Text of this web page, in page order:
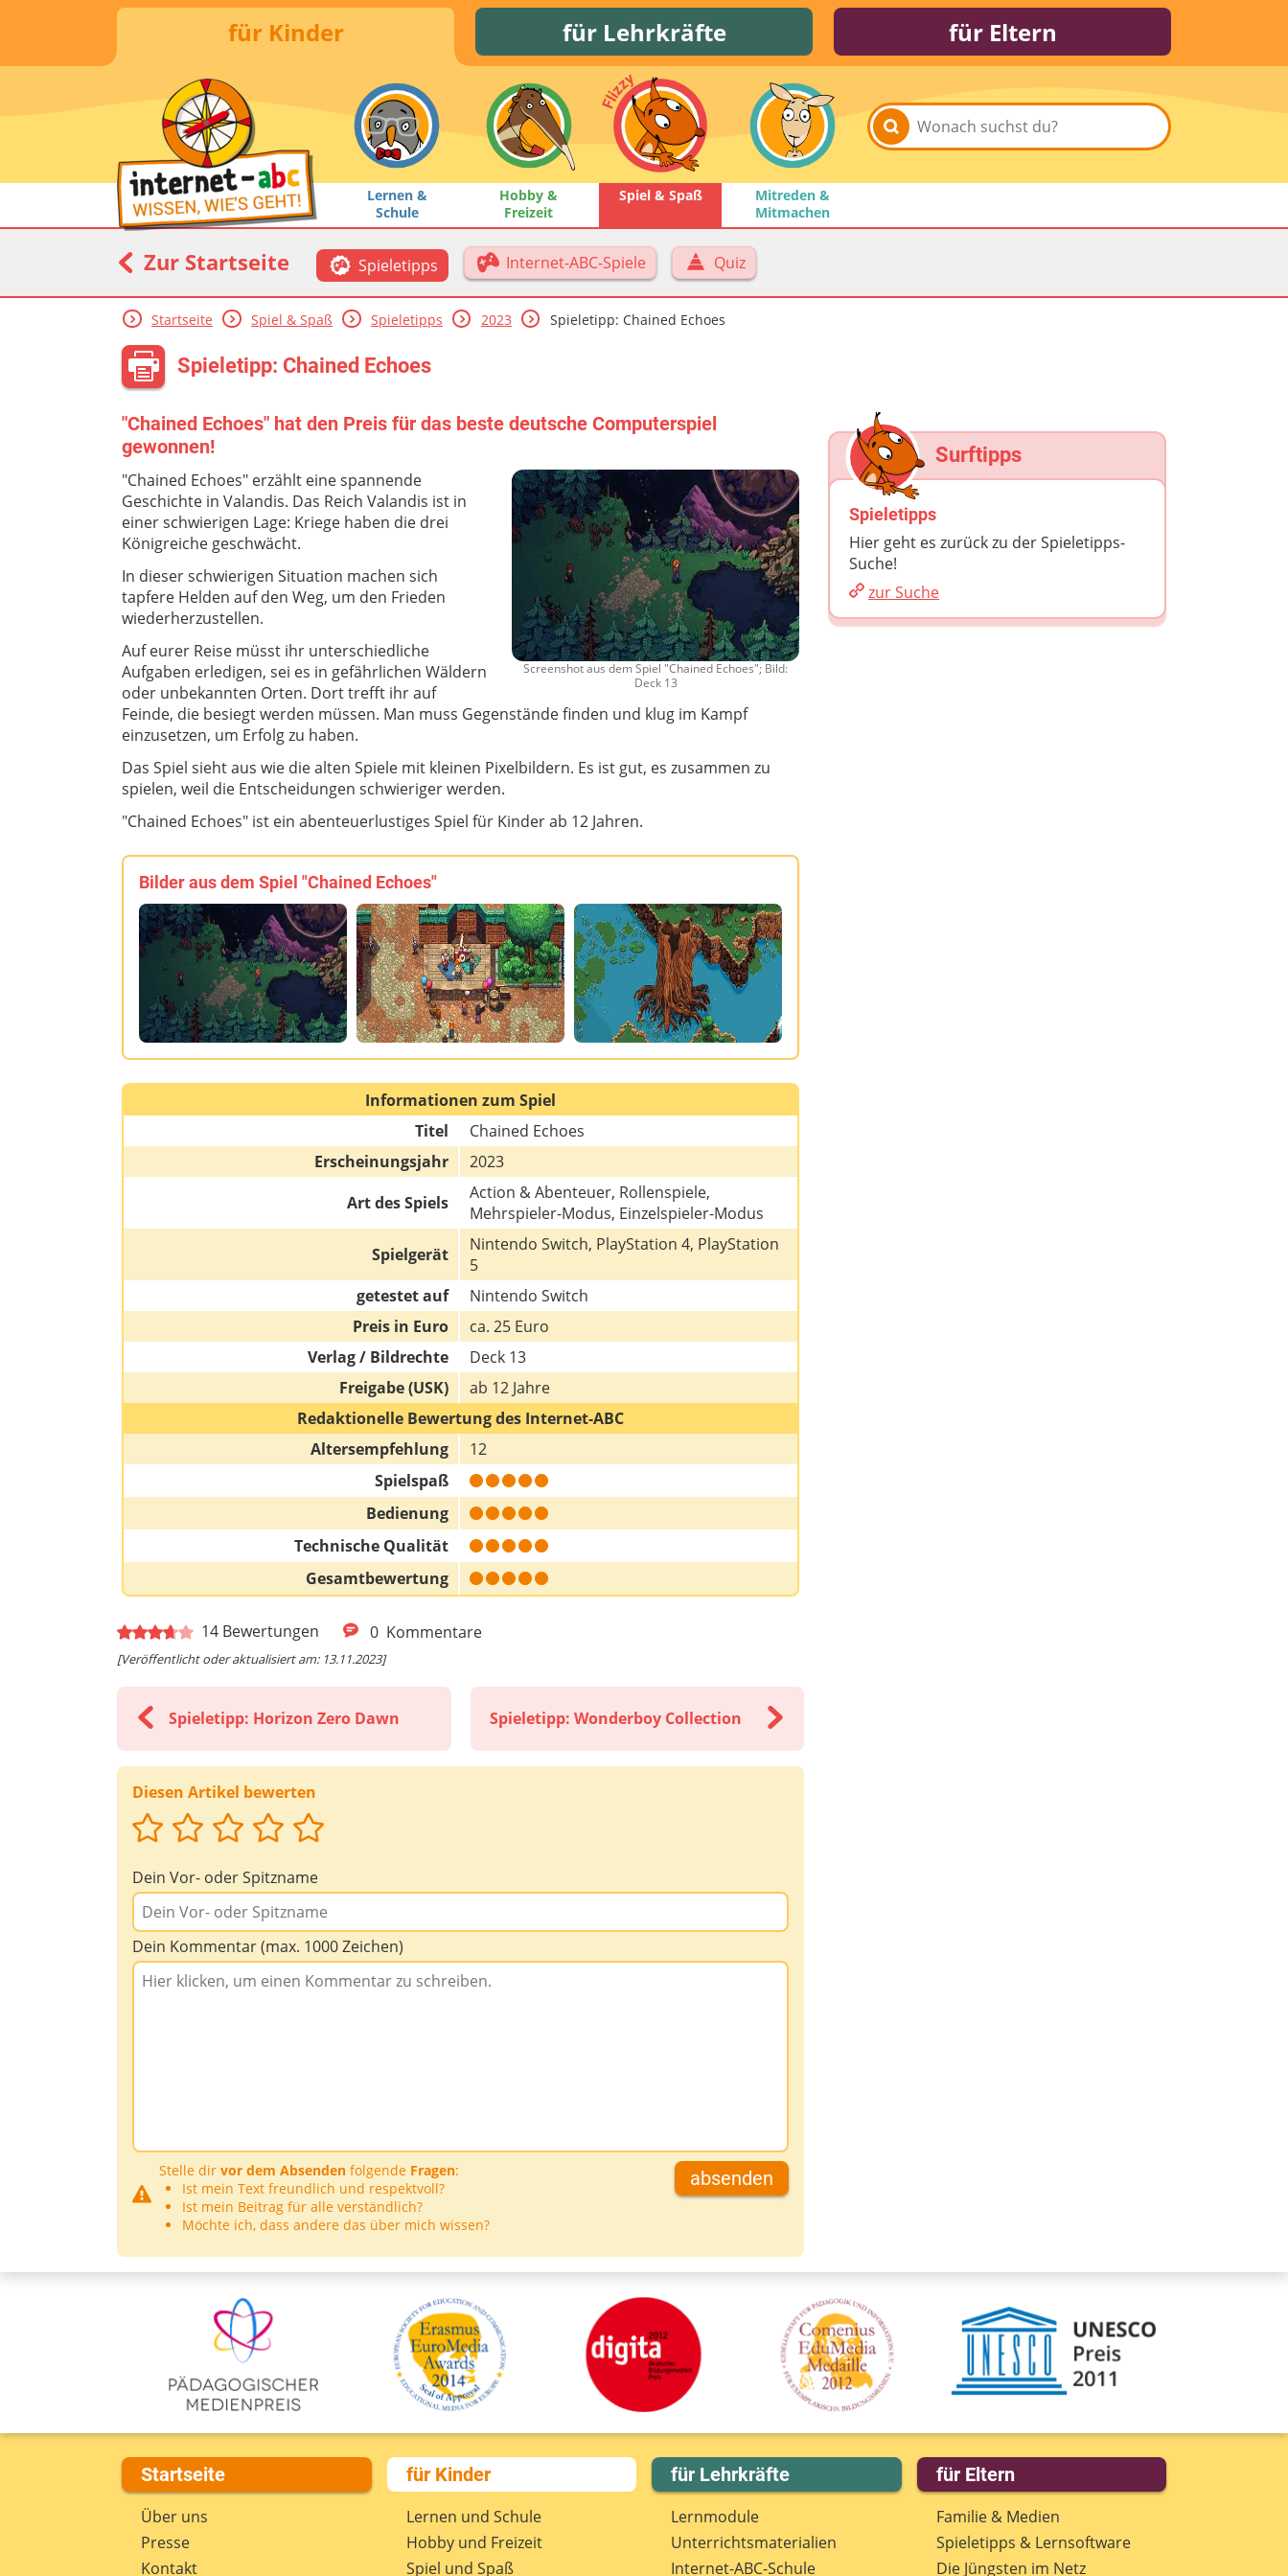
für Kinder für Lehrkräfte für Eltern
Lernen &
Schule
Hobby &
Freizeit
Spiel & Spaß
Mitreden &
Mitmachen
Zur Startseite Spieletipps Internet-ABC-Spiele Quiz
Startseite Spiel & Spaß Spieletipps 2023 Spieletipp: Chained Echoes
Spieletipp: Chained Echoes
"Chained Echoes" hat den Preis für das beste deutsche Computerspiel
gewonnen!
Screenshot aus dem Spiel "Chained Echoes"; Bild:
Deck 13
"Chained Echoes" erzählt eine spannende
Geschichte in Valandis. Das Reich Valandis ist in
einer schwierigen Lage: Kriege haben die drei
Königreiche geschwächt.
In dieser schwierigen Situation machen sich
tapfere Helden auf den Weg, um den Frieden
wiederherzustellen.
Auf eurer Reise müsst ihr unterschiedliche
Aufgaben erledigen, sei es in gefährlichen Wäldern
oder unbekannten Orten. Dort trefft ihr auf
Feinde, die besiegt werden müssen. Man muss Gegenstände finden und klug im Kampf
einzusetzen, um Erfolg zu haben.
Das Spiel sieht aus wie die alten Spiele mit kleinen Pixelbildern. Es ist gut, es zusammen zu
spielen, weil die Entscheidungen schwieriger werden.
"Chained Echoes" ist ein abenteuerlustiges Spiel für Kinder ab 12 Jahren.
Bilder aus dem Spiel "Chained Echoes"
Informationen zum Spiel
Titel
Chained Echoes
Erscheinungsjahr
2023
Art des Spiels
Action & Abenteuer, Rollenspiele,
Mehrspieler-Modus, Einzelspieler-Modus
Spielgerät
Nintendo Switch, PlayStation 4, PlayStation
5
getestet auf
Nintendo Switch
Preis in Euro
ca. 25 Euro
Verlag / Bildrechte
Deck 13
Freigabe (USK)
ab 12 Jahre
Redaktionelle Bewertung des Internet-ABC
Altersempfehlung
12
Spielspaß
Bedienung
Technische Qualität
Gesamtbewertung
14 Bewertungen 0 Kommentare
[Veröffentlicht oder aktualisiert am: 13.11.2023]
Spieletipp: Horizon Zero Dawn Spieletipp: Wonderboy Collection
Diesen Artikel bewerten
Dein Vor- oder Spitzname
Dein Kommentar (max. 1000 Zeichen)
Stelle dir vor dem Absenden folgende Fragen:
Ist mein Text freundlich und respektvoll?
Ist mein Beitrag für alle verständlich?
Möchte ich, dass andere das über mich wissen?
absenden
Surftipps
Spieletipps
Hier geht es zurück zu der Spieletipps-
Suche!
zur Suche
Startseite
Über uns
Presse
Kontakt
für Kinder
Lernen und Schule
Hobby und Freizeit
Spiel und Spaß
für Lehrkräfte
Lernmodule
Unterrichts­materialien
Internet-ABC-Schule
für Eltern
Familie & Medien
Spieletipps & Lernsoftware
Die Jüngsten im Netz